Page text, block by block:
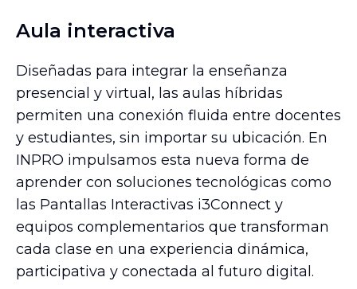
Aula interactiva
Diseñadas para integrar la enseñanza
presencial y virtual, las aulas híbridas
permiten una conexión fluida entre docentes
y estudiantes, sin importar su ubicación. En
INPRO impulsamos esta nueva forma de
aprender con soluciones tecnológicas como
las Pantallas Interactivas i3Connect y
equipos complementarios que transforman
cada clase en una experiencia dinámica,
participativa y conectada al futuro digital.